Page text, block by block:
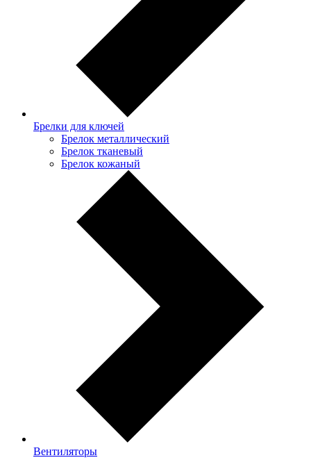
Брелки для ключей
Брелок металлический
Брелок тканевый
Брелок кожаный
Вентиляторы